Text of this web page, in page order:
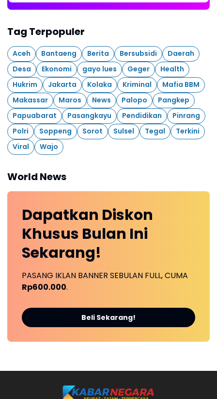
Tag Terpopuler
Aceh Bantaeng Berita Bersubsidi
Daerah
Desa
Ekonomi gayo lues Geger
Health
Hukrim
Jakarta Kolaka Kriminal
Mafia BBM
Makassar
Maros News Palopo
Pangkep
Papuabarat
Pasangkayu Pendidikan
Pinrang
Polri
Soppeng Sorot Sulsel Tegal
Terkini
Viral
Wajo
World News
Dapatkan Diskon
Khusus Bulan Ini
Sekarang!
PASANG IKLAN BANNER SEBULAN FULL, CUMA
Rp600.000.
Beli Sekarang!